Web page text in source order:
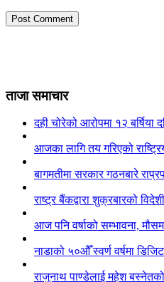
ताजा समाचार
दही चोरेको आरोपमा १२ बर्षिया
आजका लागि तय गरिएको
बागमतीमा सरकार गठनबारे
राष्ट्र बैंकद्वारा शुक्रबारको
आज पनि वर्षाको सम्भावना,
नाडाको ५०औँ स्वर्ण वर्षमा
राजुनाथ पाण्डेलाई महेश